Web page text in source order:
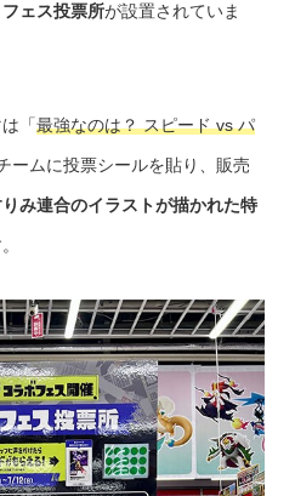
フェス投票所が設置されていま
「最強なのは？ スピード vs パ
ームに投票シールを貼り、販売
み連合のイラストが描かれた特